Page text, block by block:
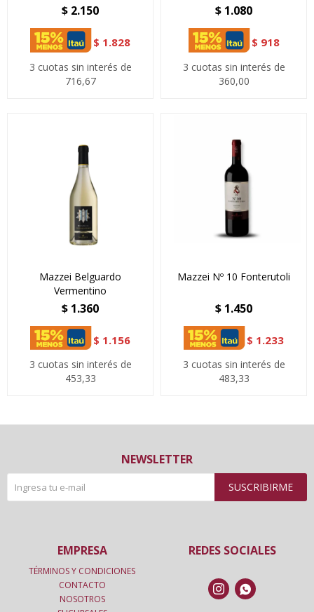
$ 2.150
$ 1.828
3 cuotas sin interés de
716,67
$ 1.080
$ 918
3 cuotas sin interés de
360,00
Mazzei Belguardo
Vermentino
$ 1.360
$ 1.156
3 cuotas sin interés de
453,33
Mazzei Nº 10 Fonterutoli
$ 1.450
$ 1.233
3 cuotas sin interés de
483,33
NEWSLETTER
SUSCRIBIRME
REDES SOCIALES
 
EMPRESA
TÉRMINOS Y CONDICIONES
CONTACTO
NOSOTROS